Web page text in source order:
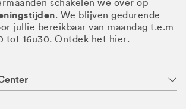
schakelen we over op
. We blijven gedurende
jullie bereikbaar van maandag t.e.m
tot 16u30. Ontdek het hier.